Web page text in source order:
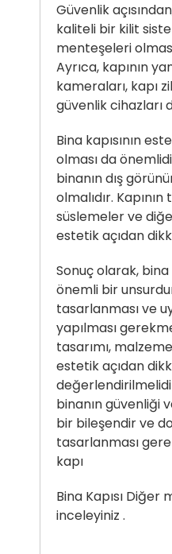
Güvenlik
kaliteli bir kilit
menteşeleri
Ayrıca, kapının
kameraları, kapı
güvenlik cihazları
Bina kapısının
olması da
binanın dış
olmalıdır. Kapının
süslemeler ve
estetik açıdan
Sonuç olarak, bina
önemli bir
tasarlanması ve
yapılması
tasarımı,
estetik açıdan
binanın güvenliği
bir bileşendir ve
tasarlanması
kapı
Bina Kapısı Diğer
inceleyiniz .